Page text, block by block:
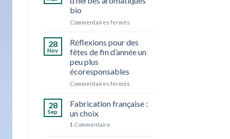
bio
Commentaires ferméssur
un
d’herbes
28
Nov
Réflexions pour des
fêtes de fin d’année un
peu plus
écoresponsables
Commentaires ferméssur
pour
des
28
Sep
Fabrication française :
un choix
1 Commentaire